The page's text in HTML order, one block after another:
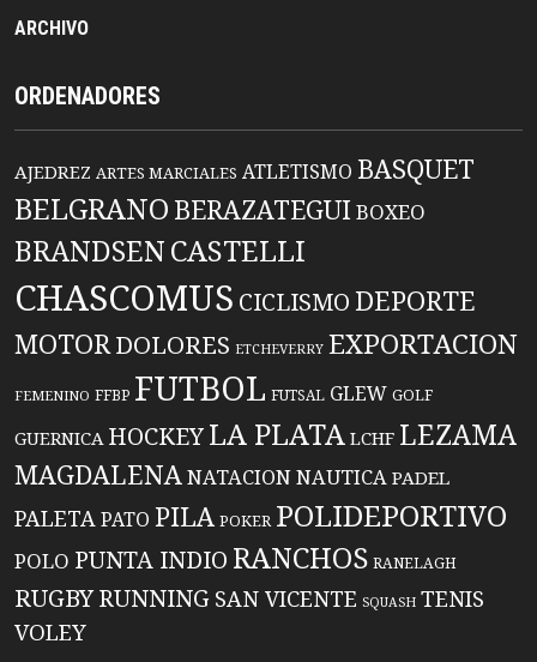
ARCHIVO
ORDENADORES
AJEDREZ ARTES MARCIALES ATLETISMO BASQUET
BELGRANO BERAZATEGUIBOXEO
BRANDSENCASTELLI
CHASCOMUS CICLISMO DEPORTE
MOTORDOLORES ETCHEVERRY EXPORTACION
FEMENINO FFBP FUTBOL FUTSAL GLEW GOLF
GUERNICA HOCKEYLA PLATA LCHF LEZAMA
MAGDALENANATACIONNAUTICA PADEL
PALETAPATO PILA POKER POLIDEPORTIVO
POLO PUNTA INDIO RANCHOS RANELAGH
RUGBYRUNNING SAN VICENTE SQUASH TENIS
VOLEY